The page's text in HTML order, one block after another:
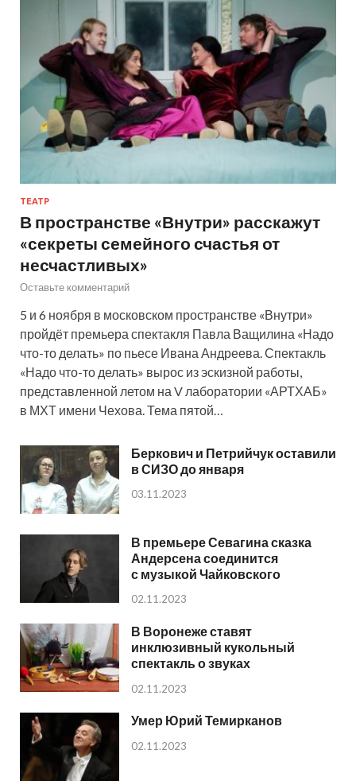
ТЕАТР
В пространстве «Внутри» расскажут
«секреты семейного счастья от
несчастливых»
Оставьте комментарий
5 и 6 ноября в московском пространстве «Внутри»
пройдёт премьера спектакля Павла Ващилина «Надо
что-то делать» по пьесе Ивана Андреева. Спектакль
«Надо что-то делать» вырос из эскизной работы,
представленной летом на V лаборатории «АРТХАБ»
в МХТ имени Чехова. Тема пятой…
Беркович и Петрийчук оставили
в СИЗО до января
03.11.2023
В премьере Севагина сказка
Андерсена соединится
с музыкой Чайковского
02.11.2023
В Воронеже ставят
инклюзивный кукольный
спектакль о звуках
02.11.2023
Умер Юрий Темирканов
02.11.2023